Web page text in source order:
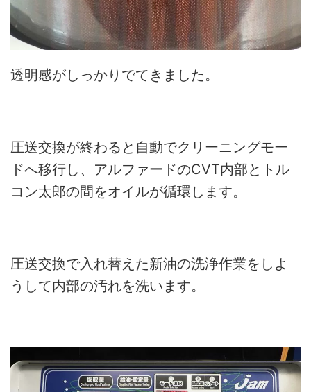
透明感がしっかりでてきました。
圧送交換が終わると自動でクリーニングモー
ドへ移行し、アルファードのCVT内部とトル
コン太郎の間をオイルが循環します。
圧送交換で入れ替えた新油の洗浄作業をしよ
うして内部の汚れを洗います。